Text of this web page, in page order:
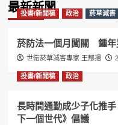
最新新聞
投書/新聞稿 政治 菸草減害
菸防法一個月闖關 鍾年
世衛菸草減害專家 王郁揚
投書/新聞稿 政治
長時間通勤成少子化推
下一個世代》倡議